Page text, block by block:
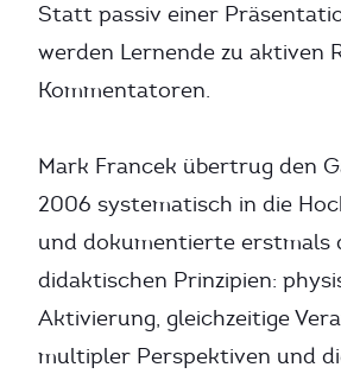
Statt passiv einer
werden Lernende zu aktiven
Kommentatoren.
Mark Francek übertrug den
2006 systematisch in die
und dokumentierte erstmals
didaktischen Prinzipien:
Aktivierung, gleichzeitige
multipler Perspektiven und